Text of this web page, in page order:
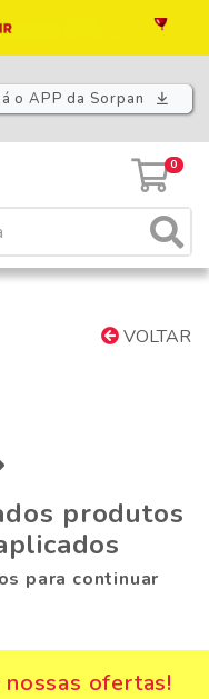
o APP da Sorpan
0
VOLTAR
produtos
para continuar
ofertas!